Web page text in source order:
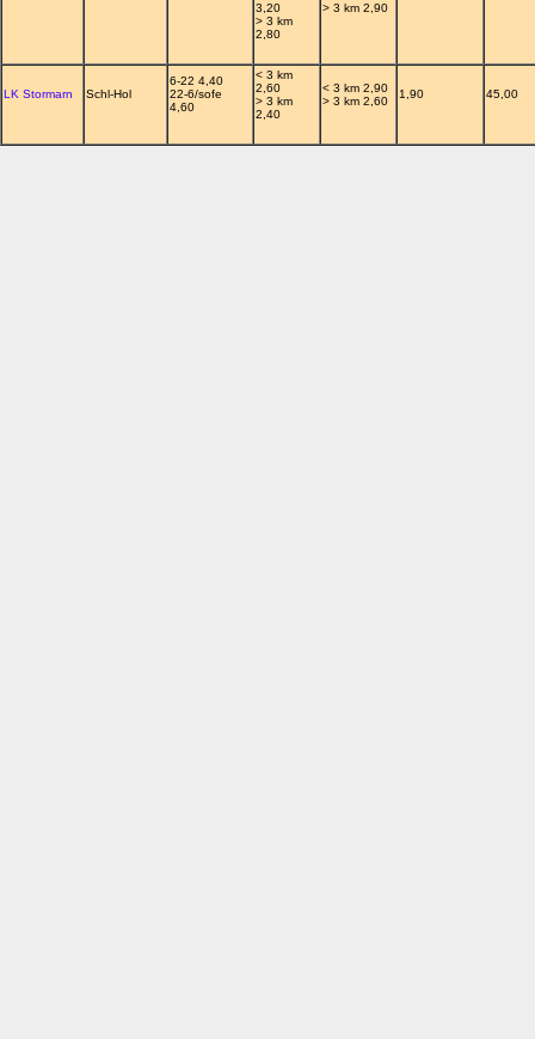
3,20
> 3 km
2,80
> 3 km 2,90
LK Stormarn Schl-Hol
6-22 4,40
22-6/sofe
4,60
< 3 km
2,60
> 3 km
2,40
< 3 km 2,90
> 3 km 2,60
1,90 45,00